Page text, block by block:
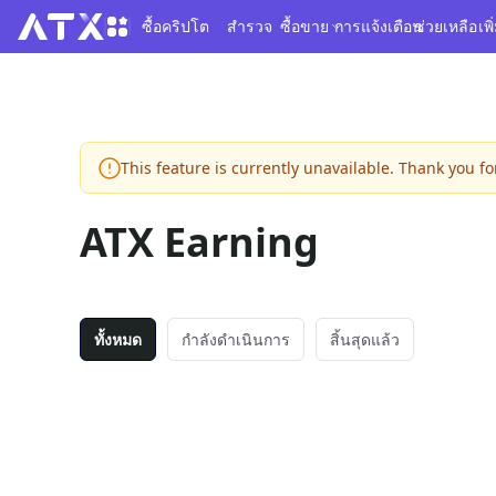
ซื้อคริปโต สำรวจ ซื้อขาย การแจ้งเตือนช่วยเหลือเ
This feature is currently unavailable. Thank you
ATX Earning
ทั้งหมด กำลังดำเนินการ สิ้นสุดแล้ว